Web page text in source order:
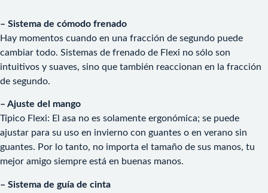
– Sistema de cómodo frenado
Hay momentos cuando en una fracción de segundo puede
cambiar todo. Sistemas de frenado de Flexi no sólo son
intuitivos y suaves, sino que también reaccionan en la fracción
de segundo.
– Ajuste del mango
Típico Flexi: El asa no es solamente ergonómica; se puede
ajustar para su uso en invierno con guantes o en verano sin
guantes. Por lo tanto, no importa el tamaño de sus manos, tu
mejor amigo siempre está en buenas manos.
– Sistema de guía de cinta